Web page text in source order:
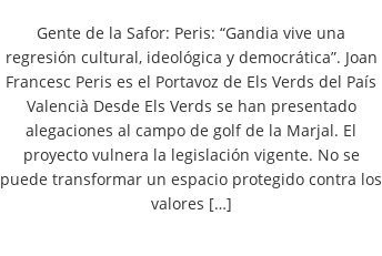
Gente de la Safor: Peris: “Gandia vive una
regresión cultural, ideológica y democrática”. Joan
Francesc Peris es el Portavoz de Els Verds del País
Valencià Desde Els Verds se han presentado
alegaciones al campo de golf de la Marjal. El
proyecto vulnera la legislación vigente. No se
puede transformar un espacio protegido contra los
valores […]